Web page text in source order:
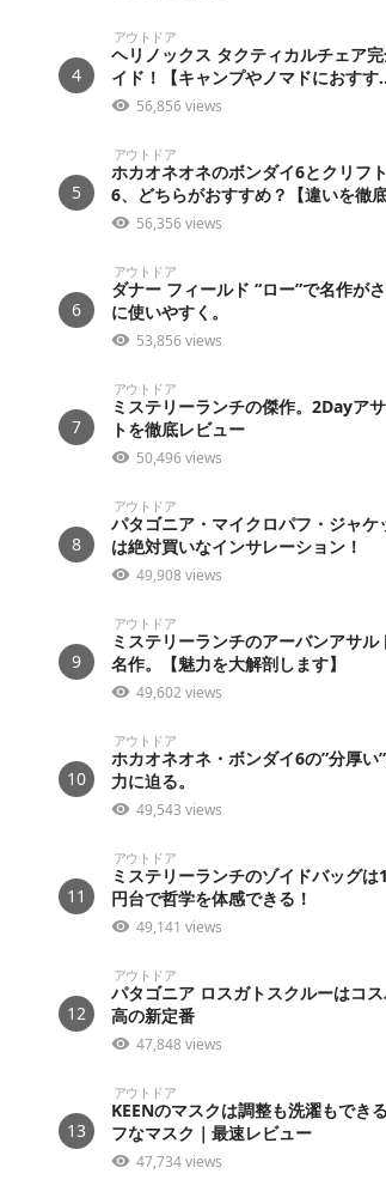
4
アウトドア
ヘリノックス タクティカルチェア
イド！【キャンプやノマドにおすす
56,856 views
5
アウトドア
ホカオネオネのボンダイ6とクリフ
6、どちらがおすすめ？【違いを徹
56,356 views
6
アウトドア
ダナー フィールド “ロー”で名作が
に使いやすく。
53,856 views
7
アウトドア
ミステリーランチの傑作。2Dayア
トを徹底レビュー
50,496 views
8
アウトドア
パタゴニア・マイクロパフ・ジャケ
は絶対買いなインサレーション！
49,908 views
9
アウトドア
ミステリーランチのアーバンアサル
名作。【魅力を大解剖します】
49,602 views
10
アウトドア
ホカオネオネ・ボンダイ6の”分厚い
力に迫る。
49,543 views
11
アウトドア
ミステリーランチのゾイドバッグは
円台で哲学を体感できる！
49,141 views
12
アウトドア
パタゴニア ロスガトスクルーはコ
高の新定番
47,848 views
13
アウトドア
KEENのマスクは調整も洗濯もでき
フなマスク｜最速レビュー
47,734 views